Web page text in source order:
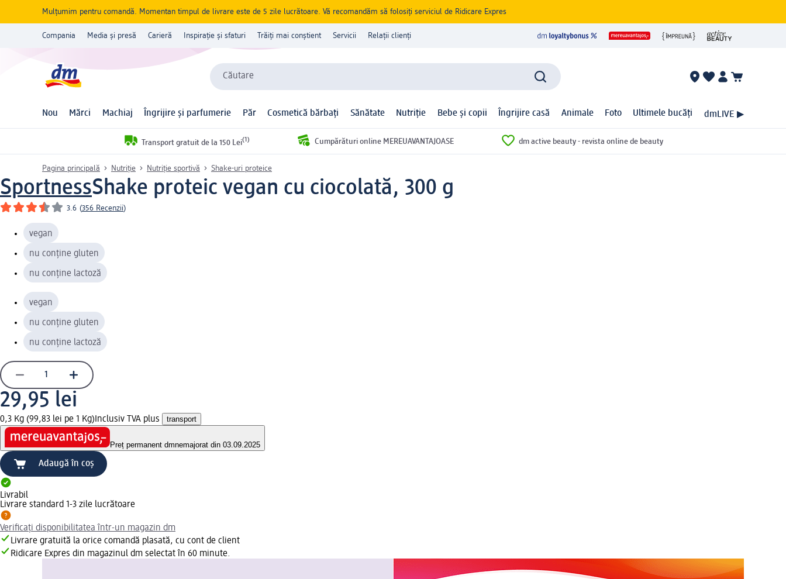
Mulțumim pentru comandă. Momentan timpul de livrare este de 5 zile lucrătoare. Vă recomandăm să folosiți serviciul de Ridicare Expres
Compania Media și presă Carieră Inspirație și sfaturi Trăiți mai conștient Servicii Relații clienți
Căutare
Nou Mărci Machiaj Îngrijire și parfumerie Păr Cosmetică bărbați Sănătate Nutriție Bebe și copii Îngrijire casă Animale Foto Ultimele bucăți dmLIVE ▶
Transport gratuit de la 150 Lei(1) Cumpărături online MEREUAVANTAJOASE dm active beauty - revista online de beauty
Pagina principală Nutriție Nutriție sportivă Shake-uri proteice
SportnessShake proteic vegan cu ciocolată, 300 g
3.6 (356 Recenzii)
vegan
nu conține gluten
nu conține lactoză
vegan
nu conține gluten
nu conține lactoză
29,95 lei
0,3 Kg (99,83 lei pe 1 Kg) Inclusiv TVA plus transport
Preț permanent dmnemajorat din 03.09.2025
Adaugă în coș
Livrabil
Livrare standard 1-3 zile lucrătoare
Verificați disponibilitatea într-un magazin dm
Livrare gratuită la orice comandă plasată, cu cont de client
Ridicare Expres din magazinul dm selectat în 60 minute.